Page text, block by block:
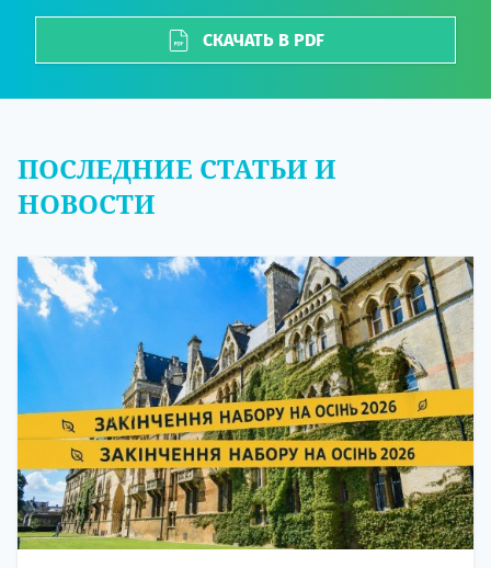
СКАЧАТЬ В PDF
ПОСЛЕДНИЕ СТАТЬИ И
НОВОСТИ